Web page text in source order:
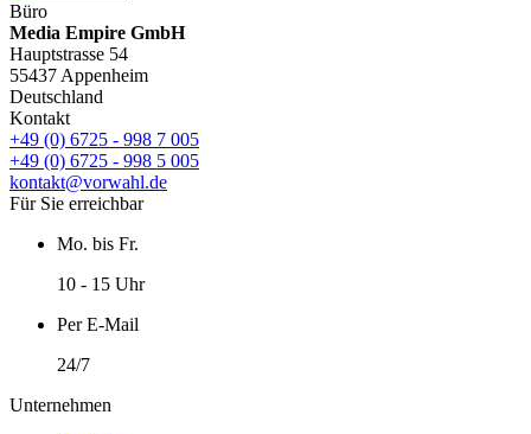
Büro
Media Empire GmbH
Hauptstrasse 54
55437 Appenheim
Deutschland
Kontakt
+49 (0) 6725 - 998 7 005
+49 (0) 6725 - 998 5 005
kontakt@vorwahl.de
Für Sie erreichbar
Mo. bis Fr.
10 - 15 Uhr
Per E-Mail
24/7
Unternehmen